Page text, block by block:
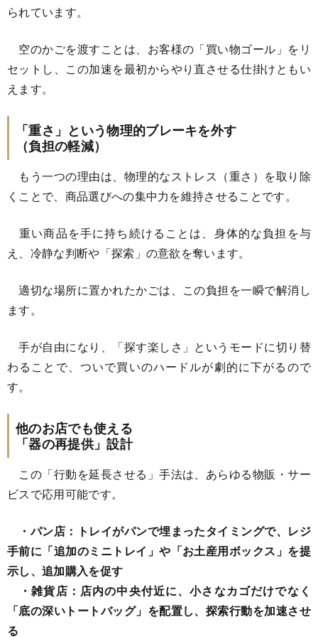
られています。
空のかごを渡すことは、お客様の「買い物ゴール」をリ
セットし、この加速を最初からやり直させる仕掛けともい
えます。
「重さ」という物理的ブレーキを外す
（負担の軽減）
もう一つの理由は、物理的なストレス（重さ）を取り除
くことで、商品選びへの集中力を維持させることです。
重い商品を手に持ち続けることは、身体的な負担を与
え、冷静な判断や「探索」の意欲を奪います。
適切な場所に置かれたかごは、この負担を一瞬で解消し
ます。
手が自由になり、「探す楽しさ」というモードに切り替
わることで、ついで買いのハードルが劇的に下がるので
す。
他のお店でも使える
「器の再提供」設計
この「行動を延長させる」手法は、あらゆる物販・サー
ビスで応用可能です。
・パン店：トレイがパンで埋まったタイミングで、レジ
手前に「追加のミニトレイ」や「お土産用ボックス」を提
示し、追加購入を促す
・雑貨店：店内の中央付近に、小さなカゴだけでなく
「底の深いトートバッグ」を配置し、探索行動を加速させ
る